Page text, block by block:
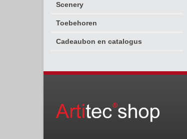
Scenery
Toebehoren
Cadeaubon en catalogus